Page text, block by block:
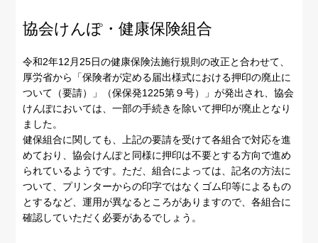
協会けんぽ・健康保険組合
令和2年12月25日の健康保険法施行規則の改正と合わせて、
厚労省から「保険者が定める届出様式における押印の廃止に
ついて（要請）」（保保発1225第９号）」が発出され、協会
けんぽにおいては、一部の手続きを除いて押印が廃止となり
ました。
健保組合に関しても、上記の要請を受けて各組合で対応を進
めており、協会けんぽと同様に押印は不要とする方向で進め
られているようです。ただ、組合によっては、記名の方法に
ついて、プリンターからの印字ではなくゴム印等によるもの
とするなど、運用が異なるところがありますので、各組合に
確認していただく必要があるでしょう。